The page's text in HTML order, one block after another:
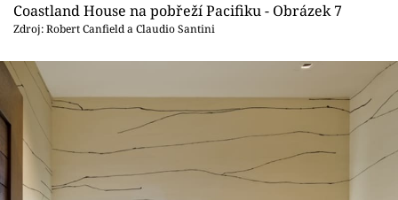
Coastland House na pobřeží Pacifiku - Obrázek 7
Zdroj: Robert Canfield a Claudio Santini